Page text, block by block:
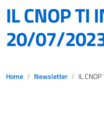
IL CNOP TI
20/07/
Home Newsletter IL CNOP